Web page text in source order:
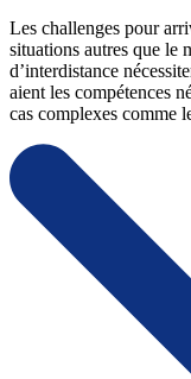
Les challenges pour
situations autres que le
d’interdistance
aient les compétences
cas complexes comme